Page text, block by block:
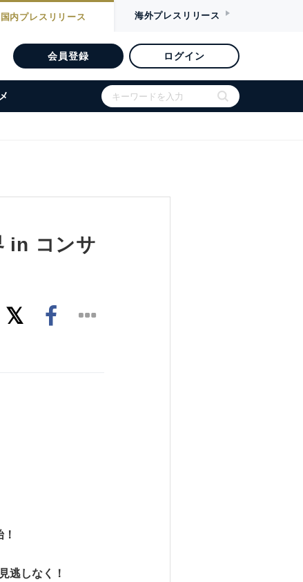
国内プレスリリース 海外プレスリリース
会員登録 ログイン
in コンサ
逃しなく！